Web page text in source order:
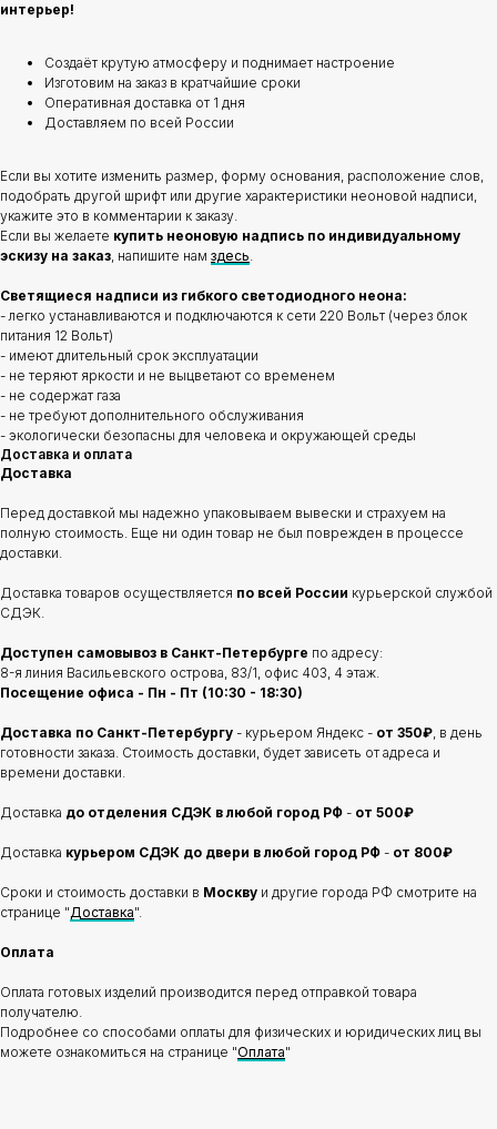
интерьер!
Создаёт крутую атмосферу и поднимает настроение
Изготовим на заказ в кратчайшие сроки
Оперативная доставка от 1 дня
Доставляем по всей России
Если вы хотите изменить размер, форму основания, расположение слов,
подобрать другой шрифт или другие характеристики неоновой надписи,
укажите это в комментарии к заказу.
Если вы желаете купить неоновую надпись по индивидуальному
эскизу на заказ, напишите нам здесь.
Светящиеся надписи из гибкого светодиодного неона:
- легко устанавливаются и подключаются к сети 220 Вольт (через блок
питания 12 Вольт)
- имеют длительный срок эксплуатации
- не теряют яркости и не выцветают со временем
- не содержат газа
- не требуют дополнительного обслуживания
- экологически безопасны для человека и окружающей среды
Доставка и оплата
Доставка
Перед доставкой мы надежно упаковываем вывески и страхуем на
полную стоимость. Еще ни один товар не был поврежден в процессе
доставки.
Доставка товаров осуществляется по всей России курьерской службой
СДЭК.
Доступен самовывоз в Санкт-Петербурге по адресу:
8-я линия Васильевского острова, 83/1, офис 403, 4 этаж.
Посещение офиса - Пн - Пт (10:30 - 18:30)
Доставка по Санкт-Петербургу - курьером Яндекс - от 350₽, в день
готовности заказа. Стоимость доставки, будет зависеть от адреса и
времени доставки.
Доставка до отделения СДЭК в любой город РФ - от 500₽
Доставка курьером СДЭК до двери в любой город РФ - от 800₽
Сроки и стоимость доставки в Москву и другие города РФ смотрите на
странице "Доставка".
Оплата
Оплата готовых изделий производится перед отправкой товара
получателю.
Подробнее со способами оплаты для физических и юридических лиц вы
можете ознакомиться на странице "Оплата"